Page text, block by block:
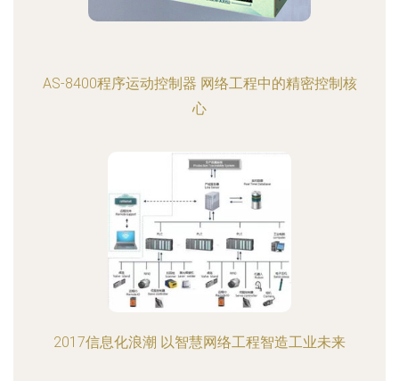
AS-8400程序运动控制器 网络工程中的精密控制核
心
2017信息化浪潮 以智慧网络工程智造工业未来